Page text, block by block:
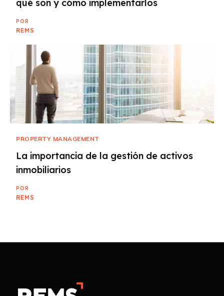
qué son y cómo implementarlos
POR
REMS
PROPERTY MANAGEMENT
La importancia de la gestión de activos
inmobiliarios
POR
REMS